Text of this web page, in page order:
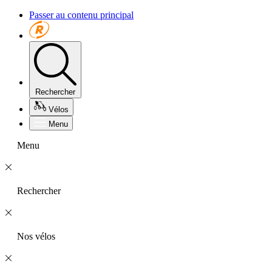
Passer au contenu principal
Rechercher
Vélos
Menu
Menu
Rechercher
Nos vélos